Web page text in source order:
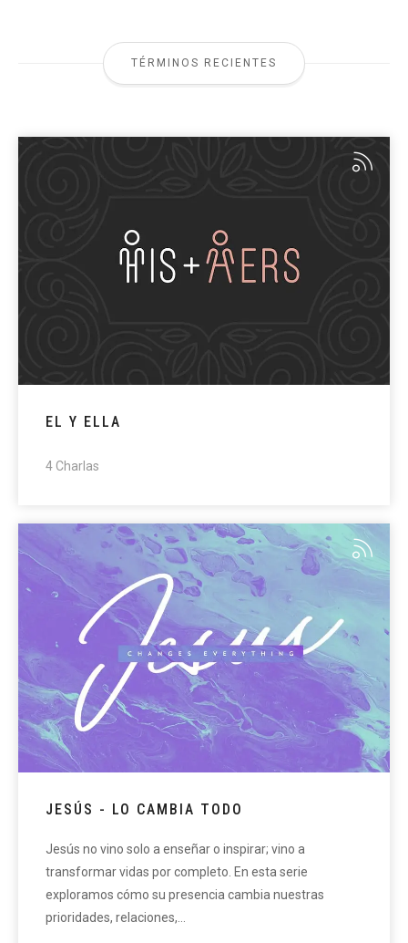
TÉRMINOS RECIENTES
EL Y ELLA
4 Charlas
JESÚS - LO CAMBIA TODO
Jesús no vino solo a enseñar o inspirar; vino a
transformar vidas por completo. En esta serie
exploramos cómo su presencia cambia nuestras
prioridades, relaciones,…